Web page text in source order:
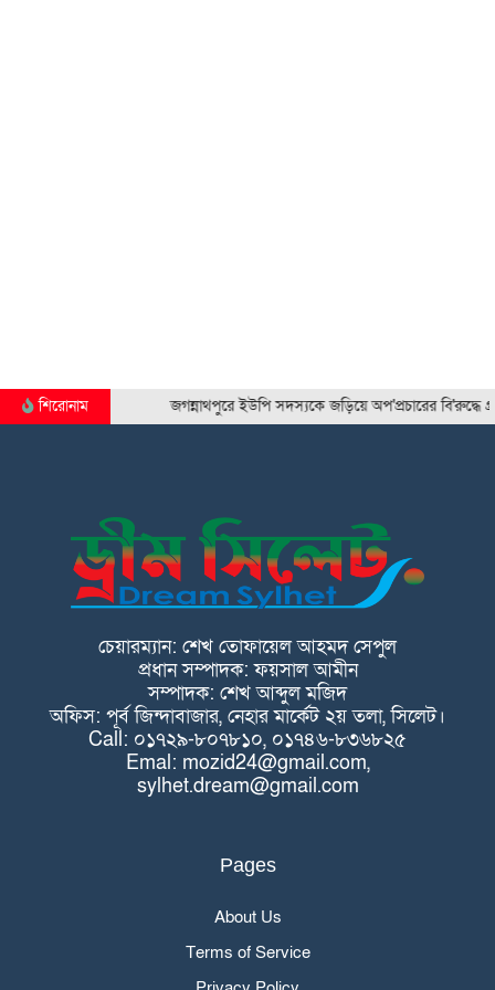
শিরোনাম জগন্নাথপুরে ইউপি সদস্যকে জড়িয়ে অপ'প্রচারের বি'রুদ্ধে
চেয়ারম্যান: শেখ তোফায়েল আহমদ সেপুল
প্রধান সম্পাদক: ফয়সাল আমীন
সম্পাদক: শেখ আব্দুল মজিদ
অফিস: পূর্ব জিন্দাবাজার, নেহার মার্কেট ২য় তলা, সিলেট।
Call: ০১৭২৯-৮০৭৮১০, ০১৭৪৬-৮৩৬৮২৫
Emal: mozid24@gmail.com,
sylhet.dream@gmail.com
Pages
About Us
Terms of Service